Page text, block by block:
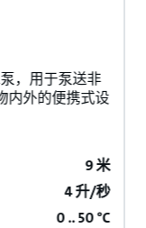
，用于泵送非
内外的便携式设
9 米
4 升/秒
0 .. 50 °C